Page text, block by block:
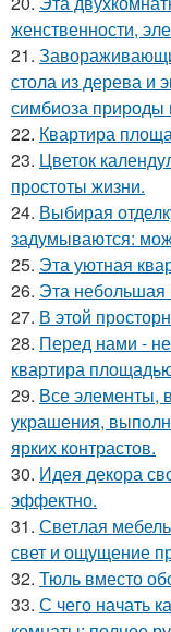
женственности,
21.
стола из дерева и
симбиоза природы
22. Квартира
23. Цветок
простоты жизни.
24. Выбирая
задумываются:
25. Эта уютная
26. Эта небольшая
27. В этой
28. Перед нами -
квартира
29. Все элементы,
украшения,
ярких контрастов.
30. Идея декора
эффектно.
31. Светлая
свет и ощущение
32. Тюль вместо
33. С чего начать